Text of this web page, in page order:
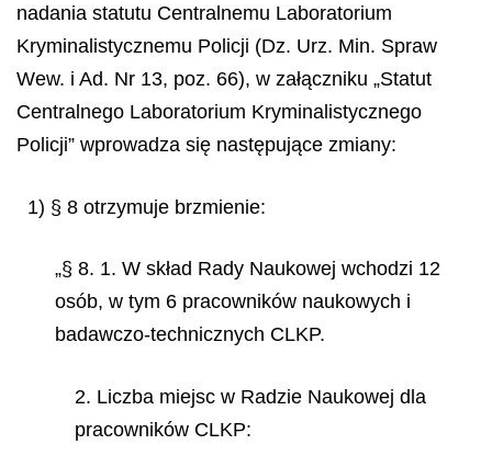
nadania statutu Centralnemu Laboratorium
Kryminalistycznemu Policji (Dz. Urz. Min. Spraw
Wew. i Ad. Nr 13, poz. 66), w załączniku „Statut
Centralnego Laboratorium Kryminalistycznego
Policji” wprowadza się następujące zmiany:
1) § 8 otrzymuje brzmienie:
„§ 8. 1. W skład Rady Naukowej wchodzi 12
osób, w tym 6 pracowników naukowych i
badawczo-technicznych CLKP.
2. Liczba miejsc w Radzie Naukowej dla
pracowników CLKP: